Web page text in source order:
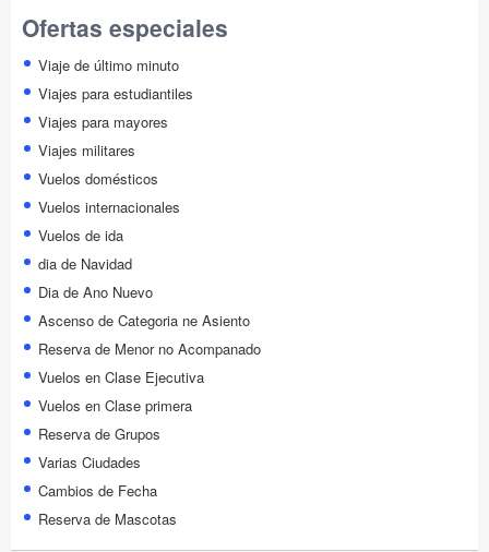
Ofertas especiales
Viaje de último minuto
Viajes para estudiantiles
Viajes para mayores
Viajes militares
Vuelos domésticos
Vuelos internacionales
Vuelos de ida
dia de Navidad
Dia de Ano Nuevo
Ascenso de Categoria ne Asiento
Reserva de Menor no Acompanado
Vuelos en Clase Ejecutiva
Vuelos en Clase primera
Reserva de Grupos
Varias Ciudades
Cambios de Fecha
Reserva de Mascotas